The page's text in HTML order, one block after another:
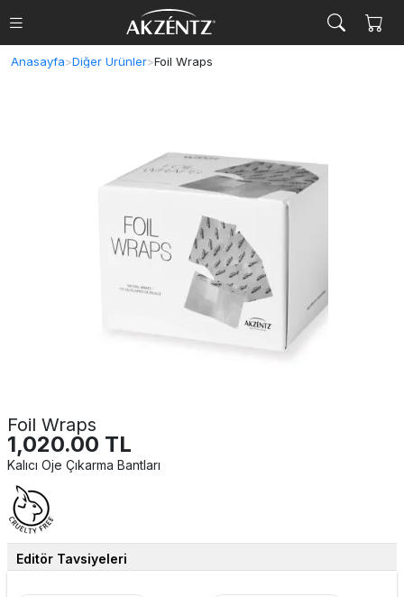
Anasayfa>Diğer Ürünler>Foil Wraps
Foil Wraps
1,020.00 TL
Kalıcı Oje Çıkarma Bantları
Editör Tavsiyeleri